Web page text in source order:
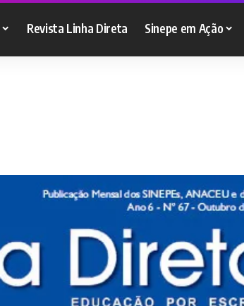
Revista Linha Direta Sinepe em Ação